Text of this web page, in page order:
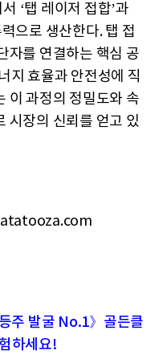
‘탭 레이저 접합’과
으로 생산한다. 탭 접
자를 연결하는 핵심 공
지 효율과 안전성에 직
이 과정의 정밀도와 속
시장의 신뢰를 얻고 있
주 발굴 No.1》골든클
하세요!